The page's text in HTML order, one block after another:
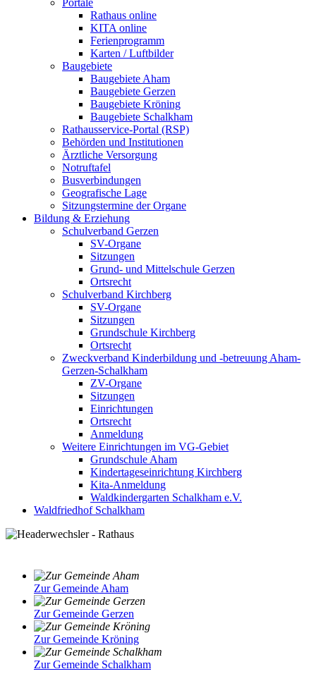
Portale
Rathaus online
KITA online
Ferienprogramm
Karten / Luftbilder
Baugebiete
Baugebiete Aham
Baugebiete Gerzen
Baugebiete Kröning
Baugebiete Schalkham
Rathausservice-Portal (RSP)
Behörden und Institutionen
Ärztliche Versorgung
Notruftafel
Busverbindungen
Geografische Lage
Sitzungstermine der Organe
Bildung & Erziehung
Schulverband Gerzen
SV-Organe
Sitzungen
Grund- und Mittelschule Gerzen
Ortsrecht
Schulverband Kirchberg
SV-Organe
Sitzungen
Grundschule Kirchberg
Ortsrecht
Zweckverband Kinderbildung und -betreuung Aham-
Gerzen-Schalkham
ZV-Organe
Sitzungen
Einrichtungen
Ortsrecht
Anmeldung
Weitere Einrichtungen im VG-Gebiet
Grundschule Aham
Kindertageseinrichtung Kirchberg
Kita-Anmeldung
Waldkindergarten Schalkham e.V.
Waldfriedhof Schalkham
Zur Gemeinde Aham
Zur Gemeinde Gerzen
Zur Gemeinde Kröning
Zur Gemeinde Schalkham